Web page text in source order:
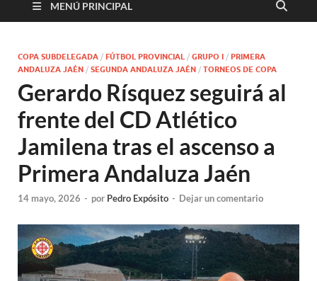
MENÚ PRINCIPAL
COPA SUBDELEGADA / FÚTBOL PROVINCIAL / GRUPO I / PRIMERA
ANDALUZA JAÉN / SEGUNDA ANDALUZA JAÉN / TORNEOS DE COPA
Gerardo Rísquez seguirá al
frente del CD Atlético
Jamilena tras el ascenso a
Primera Andaluza Jaén
14 mayo, 2026 - por Pedro Expósito - Dejar un comentario